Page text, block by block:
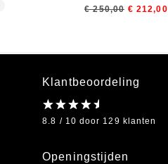
€ 250,00 € 212,00
Klantbeoordeling
8.8 / 10 door 129 klanten
Openingstijden